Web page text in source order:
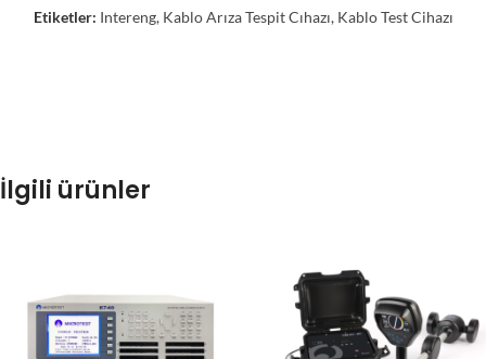
Etiketler: Intereng, Kablo Arıza Tespit Cıhazı, Kablo Test Cihazı
İlgili ürünler